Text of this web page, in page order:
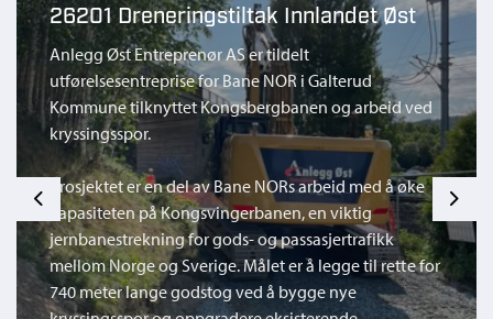
Previous
26201 Dreneringstiltak Innlandet Øst
Anlegg Øst Entreprenør AS er tildelt
utførelsesentreprise for Bane NOR i Galterud
Kommune tilknyttet Kongsbergbanen og arbeid ved
kryssingsspor.
Prosjektet er en del av Bane NORs arbeid med å øke
kapasiteten på Kongsvingerbanen, en viktig
jernbanestrekning for gods- og passasjertrafikk
mellom Norge og Sverige. Målet er å legge til rette for
740 meter lange godstog ved å bygge nye